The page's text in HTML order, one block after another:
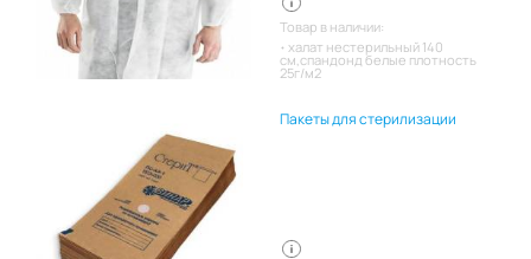
Товар в наличии:
халат нестерильный 140
см,спандонд белые плотность
25г/м2
Пакеты для стерилизации